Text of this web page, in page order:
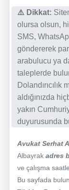
⚠️ Dikkat:
olursa olsun,
SMS,
göndererek
arabulucu ya
taleplerde
aldığınızda
yakın
duyurusunda
Avukat Serhat
Albayrak adres
ve çalışma
Bu sayfada